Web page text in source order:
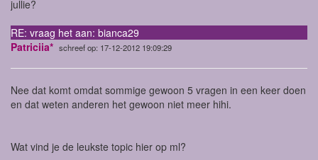
jullie?
RE: vraag het aan: bianca29
Patriciia* schreef op: 17-12-2012 19:09:29
Nee dat komt omdat sommige gewoon 5 vragen in een keer doen
en dat weten anderen het gewoon niet meer hihi.
Wat vind je de leukste topic hier op ml?